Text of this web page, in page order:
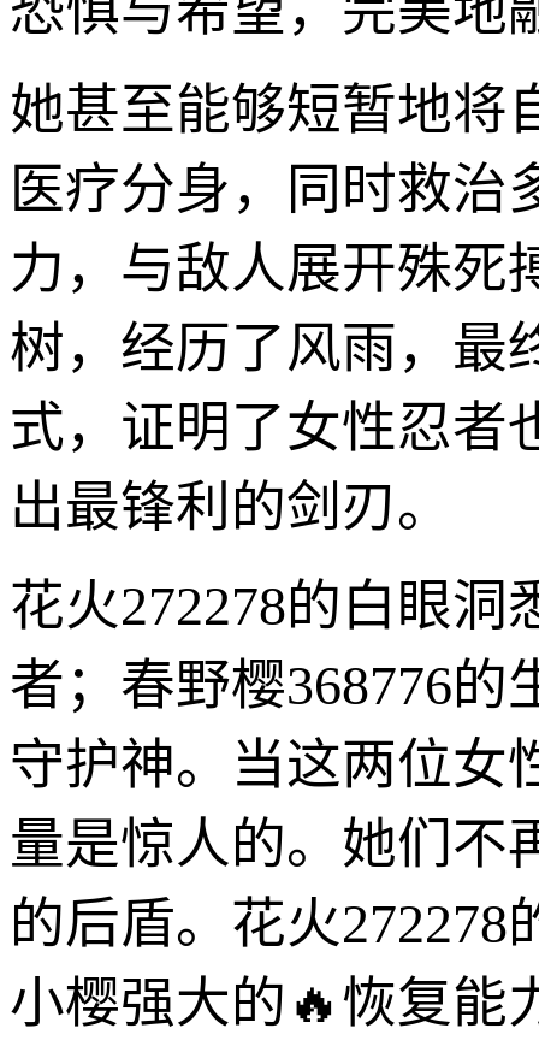
她甚至能够短暂地将
医疗分身，同时救治
力，与敌人展开殊死
树，经历了风雨，最
式，证明了女性忍者
出最锋利的剑刃。
花火272278的白眼
者；春野樱368776
守护神。当这两位女
量是惊人的。她们不
的后盾。花火
小樱强大的🔥恢复能